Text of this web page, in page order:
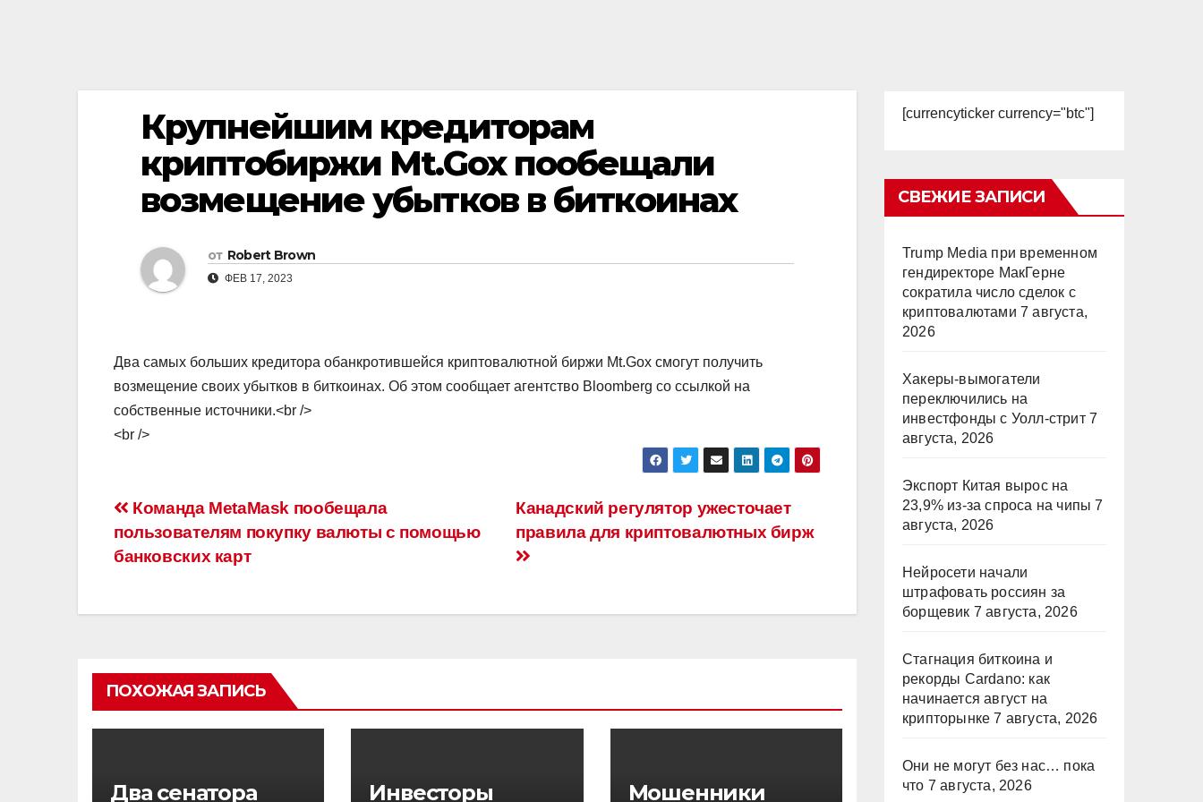
Крупнейшим кредиторам
криптобиржи Mt.Gox пообещали
возмещение убытков в биткоинах
от Robert Brown
ФЕВ 17, 2023
Два самых больших кредитора обанкротившейся криптовалютной биржи Mt.Gox смогут получить
возмещение своих убытков в биткоинах. Об этом сообщает агентство Bloomberg со ссылкой на
собственные источники.<br />
<br />
Навигация
по
Канадский регулятор ужесточает
правила для криптовалютных бирж
Команда MetaMask пообещала
пользователям покупку валюты с помощью
банковских карт
ПОХОЖАЯ ЗАПИСЬ
Два сенатора
Инвесторы
Мошенники
[currencyticker currency="btc"]
СВЕЖИЕ ЗАПИСИ
Trump Media при временном
гендиректоре МакГерне
сократила число сделок с
криптовалютами 7 августа,
2026
Хакеры-вымогатели
переключились на
инвестфонды с Уолл-стрит 7
августа, 2026
Экспорт Китая вырос на
23,9% из-за спроса на чипы 7
августа, 2026
Нейросети начали
штрафовать россиян за
борщевик 7 августа, 2026
Стагнация биткоина и
рекорды Cardano: как
начинается август на
крипторынке 7 августа, 2026
Они не могут без нас… пока
что 7 августа, 2026